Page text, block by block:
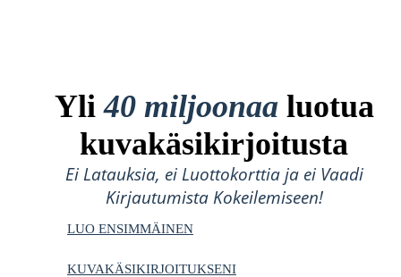
Yli40 miljoonaa luotua
kuvakäsikirjoitusta
Ei Latauksia, ei Luottokorttia ja ei Vaadi
Kirjautumista Kokeilemiseen!
LUO ENSIMMÄINEN
KUVAKÄSIKIRJOITUKSENI